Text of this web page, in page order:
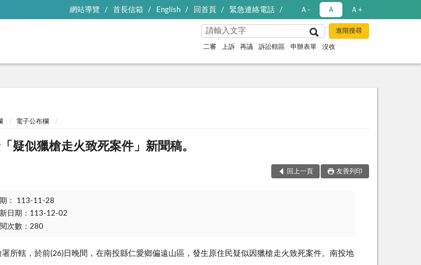
網站導覽 首長信箱 English 回首頁 緊急連絡電話 Ａ- Ａ Ａ+
二審 上訴 再議 訴訟轄區 申辦表單 沒收
電子公布欄
疑似獵槍走火致死案件」新聞稿。
回上一頁 友善列印
： 113-11-28
日期：113-12-02
次數：280
所轄，於前(26)日晚間，在南投縣仁愛鄉偏遠山區，發生原住民疑似因獵槍走火致死案件。南投地